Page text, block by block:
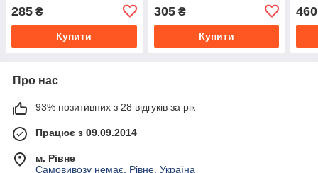
285 ₴
Купити
305₴
Купити
460
Про нас
93% позитивних з 28 відгуків за рік
Працює з 09.09.2014
м. Рівне
Самовивозу немає, Рівне, Україна